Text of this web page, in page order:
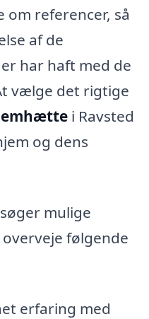
om referencer, så
af de
har haft med de
vælge det rigtige
i Ravsted
og dens
mulige
følgende
erfaring med